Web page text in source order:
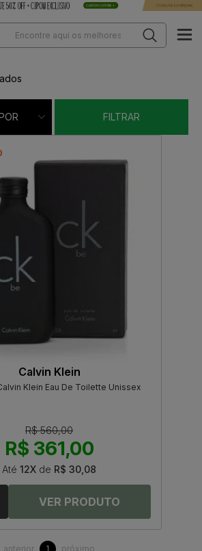
FILTRAR
Calvin Klein
Klein Eau De Toilette Unissex
R$ 560,00
R$ 361,00
Até 12X de R$ 30,08
anterior próximo